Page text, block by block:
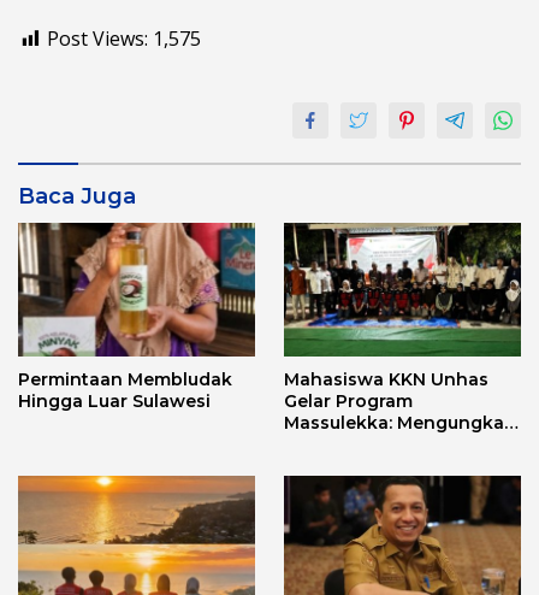
Post Views: 1,575
Baca Juga
Permintaan Membludak
Hingga Luar Sulawesi
Mahasiswa KKN Unhas
Gelar Program
Massulekka: Mengungkap